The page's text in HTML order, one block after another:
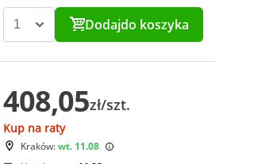
Dodajdo koszyka
408,05zł/szt.
Kup na raty
Kraków:wt. 11.08